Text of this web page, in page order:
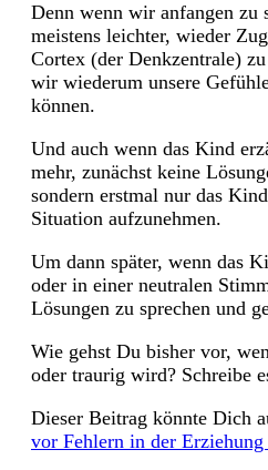
Denn wenn wir anfangen zu
meistens leichter, wieder
Cortex (der Denkzentrale)
wir wiederum unsere
können.
Und auch wenn das Kind
mehr, zunächst keine
sondern erstmal nur das
Situation aufzunehmen.
Um dann später, wenn das
oder in einer neutralen
Lösungen zu sprechen und
Wie gehst Du bisher vor,
oder traurig wird? Schreibe
Dieser Beitrag könnte Dich
vor Fehlern in der